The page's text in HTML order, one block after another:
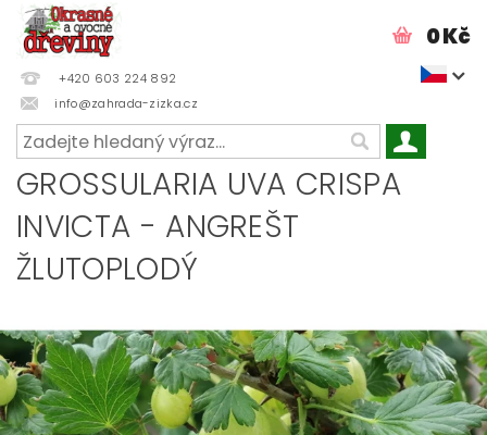
+420 603 224 892
info@zahrada-zizka.cz
0 Kč
GROSSULARIA UVA CRISPA
INVICTA - ANGREŠT
ŽLUTOPLODÝ